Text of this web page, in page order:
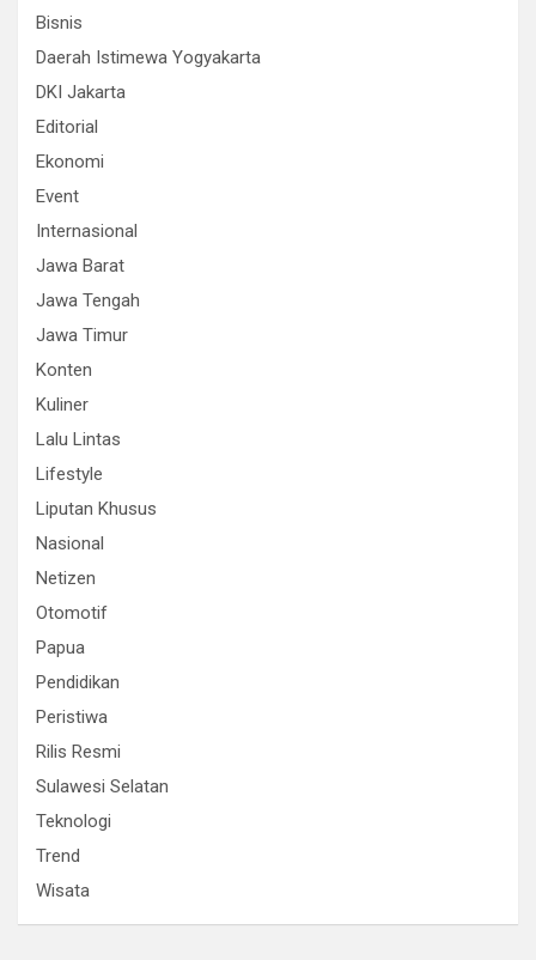
Bisnis
Daerah Istimewa Yogyakarta
DKI Jakarta
Editorial
Ekonomi
Event
Internasional
Jawa Barat
Jawa Tengah
Jawa Timur
Konten
Kuliner
Lalu Lintas
Lifestyle
Liputan Khusus
Nasional
Netizen
Otomotif
Papua
Pendidikan
Peristiwa
Rilis Resmi
Sulawesi Selatan
Teknologi
Trend
Wisata